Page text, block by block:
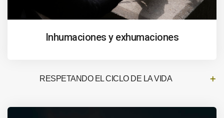
Inhumaciones y exhumaciones
RESPETANDO EL CICLO DE LA VIDA